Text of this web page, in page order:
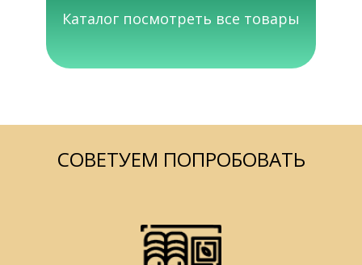
Каталог посмотреть все товары
СОВЕТУЕМ ПОПРОБОВАТЬ